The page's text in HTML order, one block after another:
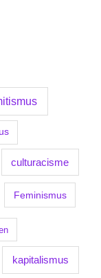
culturacisme
Feminismus
kapitalismus